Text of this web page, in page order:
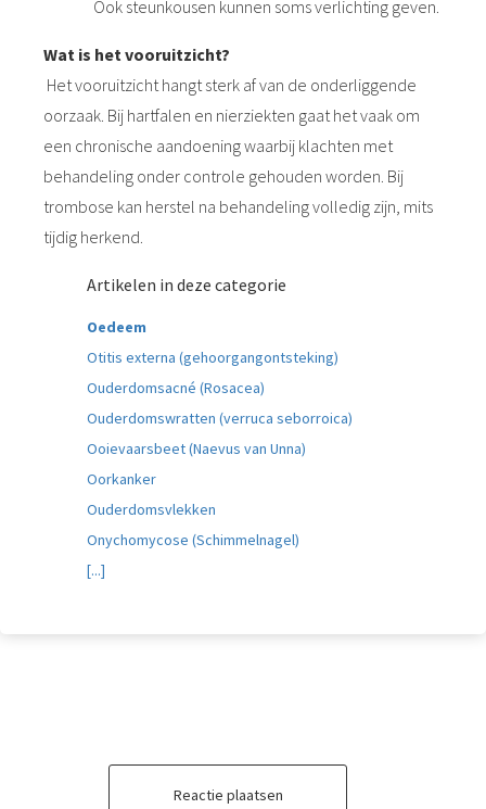
Ook steunkousen kunnen soms verlichting geven.
Wat is het vooruitzicht?
Het vooruitzicht hangt sterk af van de onderliggende
oorzaak. Bij hartfalen en nierziekten gaat het vaak om
een chronische aandoening waarbij klachten met
behandeling onder controle gehouden worden. Bij
trombose kan herstel na behandeling volledig zijn, mits
tijdig herkend.
Artikelen in deze categorie
Oedeem
Otitis externa (gehoorgangontsteking)
Ouderdomsacné (Rosacea)
Ouderdomswratten (verruca seborroica)
Ooievaarsbeet (Naevus van Unna)
Oorkanker
Ouderdomsvlekken
Onychomycose (Schimmelnagel)
[...]
Reactie plaatsen